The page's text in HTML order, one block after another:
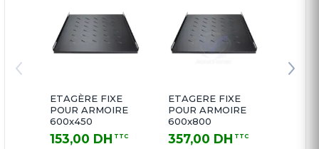
ETAGÈRE FIXE
POUR ARMOIRE
600x450
153,00 DH TTC
ETAGERE FIXE
POUR ARMOIRE
600x800
357,00 DH TTC